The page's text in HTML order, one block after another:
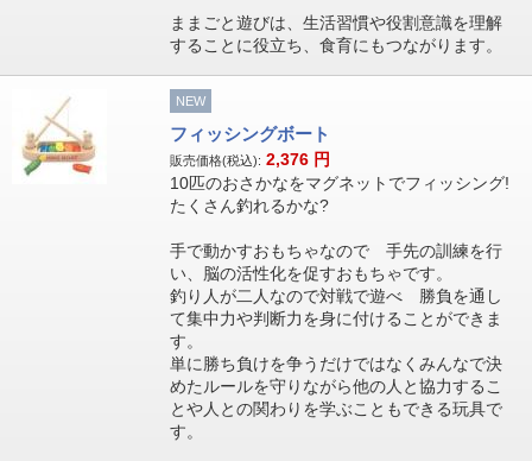
ままごと遊びは、生活習慣や役割意識を理解
することに役立ち、食育にもつながります。
NEW
フィッシングボート
販売価格(税込): 2,376 円
10匹のおさかなをマグネットでフィッシング!
たくさん釣れるかな?
手で動かすおもちゃなので 手先の訓練を行
い、脳の活性化を促すおもちゃです。
釣り人が二人なので対戦で遊べ 勝負を通し
て集中力や判断力を身に付けることができま
す。
単に勝ち負けを争うだけではなくみんなで決
めたルールを守りながら他の人と協力するこ
とや人との関わりを学ぶこともできる玩具で
す。